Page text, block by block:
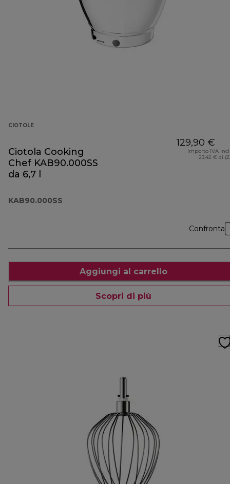
CIOTOLE
Ciotola Cooking
Chef KAB90.000SS
da 6,7 l
KAB90.000SS
129,90 €
Importo IVA
23,42 € di
Confronta
Aggiungi al carrello
Scopri di più